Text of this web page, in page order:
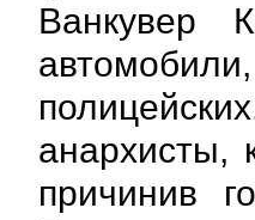
Ванкувер
анархисты,
причинив